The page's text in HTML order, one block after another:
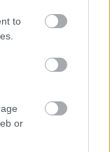
to
or
első két
nem látnám
fok van a
beérni a
együtt futok egy